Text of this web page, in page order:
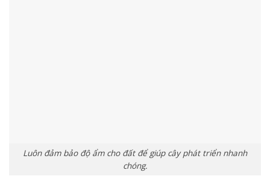
Luôn đảm bảo độ ẩm cho đất để giúp cây phát triển nhanh
chóng.